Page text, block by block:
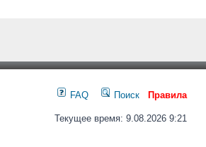
FAQ Поиск Правила
Текущее время: 9.08.2026 9:21